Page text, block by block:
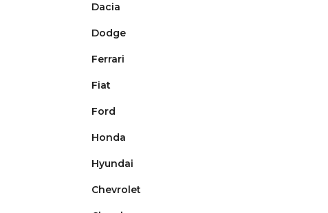
Dacia
Dodge
Ferrari
Fiat
Ford
Honda
Hyundai
Chevrolet